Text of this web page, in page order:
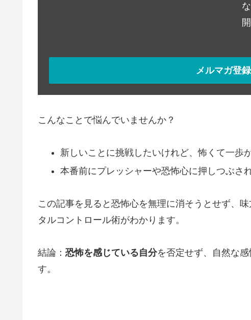
メルマガ登
こんなことで悩んでいませんか？
新しいことに挑戦したいけれど、怖くて一歩
本番前にプレッシャーや恐怖心に押しつぶさ
この記事を見ると恐怖心を無理に消そうとせず、
タルコントロール術がわかります。
結論： 恐怖を感じている自分を否定せず、自然な
す。